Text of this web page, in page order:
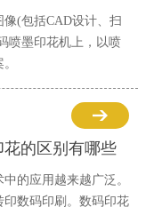
(包括CAD设计、扫
喷墨印花机上，以喷
的区别有哪些
的应用越来越广泛。
数码印刷。数码印花